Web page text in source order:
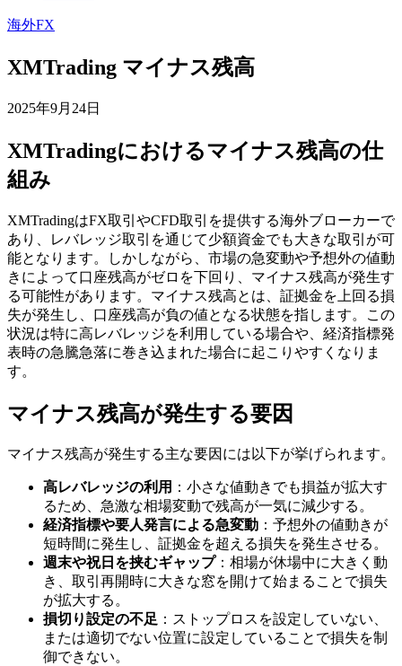
海外FX
XMTrading マイナス残高
2025年9月24日
XMTradingにおけるマイナス残高の仕
組み
XMTradingはFX取引やCFD取引を提供する海外ブローカーで
あり、レバレッジ取引を通じて少額資金でも大きな取引が可
能となります。しかしながら、市場の急変動や予想外の値動
きによって口座残高がゼロを下回り、マイナス残高が発生す
る可能性があります。マイナス残高とは、証拠金を上回る損
失が発生し、口座残高が負の値となる状態を指します。この
状況は特に高レバレッジを利用している場合や、経済指標発
表時の急騰急落に巻き込まれた場合に起こりやすくなりま
す。
マイナス残高が発生する要因
マイナス残高が発生する主な要因には以下が挙げられます。
高レバレッジの利用 ：小さな値動きでも損益が拡大す
るため、急激な相場変動で残高が一気に減少する。
経済指標や要人発言による急変動 ：予想外の値動きが
短時間に発生し、証拠金を超える損失を発生させる。
週末や祝日を挟むギャップ：相場が休場中に大きく動
き、取引再開時に大きな窓を開けて始まることで損失
が拡大する。
損切り設定の不足 ：ストップロスを設定していない、
または適切でない位置に設定していることで損失を制
御できない。